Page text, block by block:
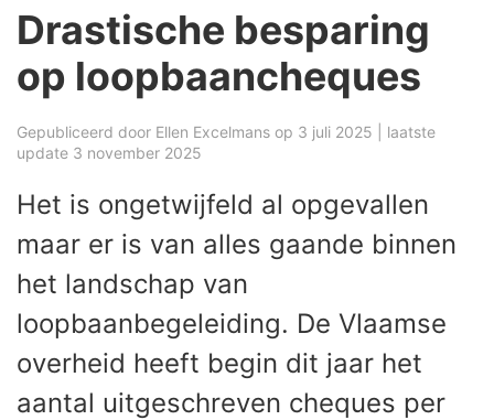
Drastische besparing
op loopbaancheques
Gepubliceerd door Ellen Excelmans op 3 juli 2025 | laatste
update 3 november 2025
Het is ongetwijfeld al opgevallen
maar er is van alles gaande binnen
het landschap van
loopbaanbegeleiding. De Vlaamse
overheid heeft begin dit jaar het
aantal uitgeschreven cheques per